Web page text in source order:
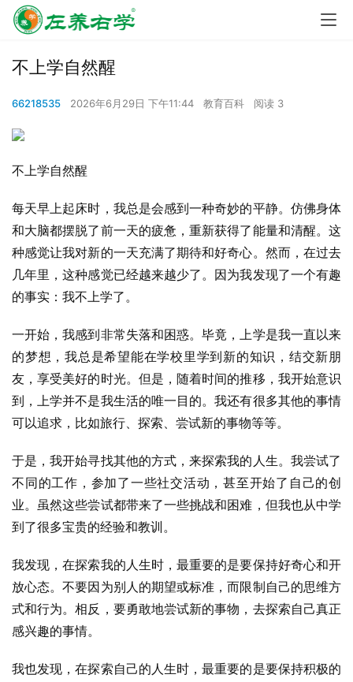
不上学自然醒
66218535 2026年6月29日 下午11:44 教育百科 阅读 3
不上学自然醒
每天早上起床时，我总是会感到一种奇妙的平静。仿佛身体
和大脑都摆脱了前一天的疲惫，重新获得了能量和清醒。这
种感觉让我对新的一天充满了期待和好奇心。然而，在过去
几年里，这种感觉已经越来越少了。因为我发现了一个有趣
的事实：我不上学了。
一开始，我感到非常失落和困惑。毕竟，上学是我一直以来
的梦想，我总是希望能在学校里学到新的知识，结交新朋
友，享受美好的时光。但是，随着时间的推移，我开始意识
到，上学并不是我生活的唯一目的。我还有很多其他的事情
可以追求，比如旅行、探索、尝试新的事物等等。
于是，我开始寻找其他的方式，来探索我的人生。我尝试了
不同的工作，参加了一些社交活动，甚至开始了自己的创
业。虽然这些尝试都带来了一些挑战和困难，但我也从中学
到了很多宝贵的经验和教训。
我发现，在探索我的人生时，最重要的是要保持好奇心和开
放心态。不要因为别人的期望或标准，而限制自己的思维方
式和行为。相反，要勇敢地尝试新的事物，去探索自己真正
感兴趣的事情。
我也发现，在探索自己的人生时，最重要的是要保持积极的